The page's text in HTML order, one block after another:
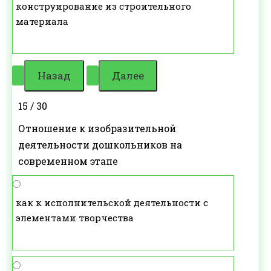
конструирование из строительного
материала
15 / 30
Отношение к изобразительной
деятельности дошкольников на
современном этапе
как к исполнительской деятельности с
элементами творчества